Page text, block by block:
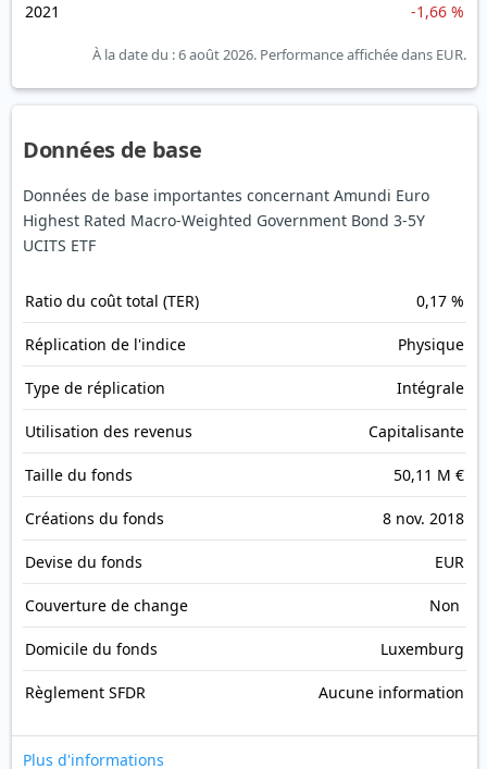
2021 -1,66 %
À la date du : 6 août 2026. Performance affichée dans EUR.
Données de base
Données de base importantes concernant Amundi Euro
Highest Rated Macro-Weighted Government Bond 3-5Y
UCITS ETF
Ratio du coût total (TER) 0,17 %
Réplication de l'indice Physique
Type de réplication Intégrale
Utilisation des revenus Capitalisante
Taille du fonds 50,11 M €
Créations du fonds 8 nov. 2018
Devise du fonds EUR
Couverture de change Non
Domicile du fonds Luxemburg
Règlement SFDR Aucune information
Plus d'informations